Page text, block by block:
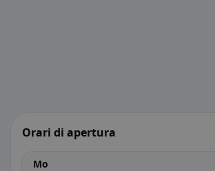
Orari di apertura
Mo